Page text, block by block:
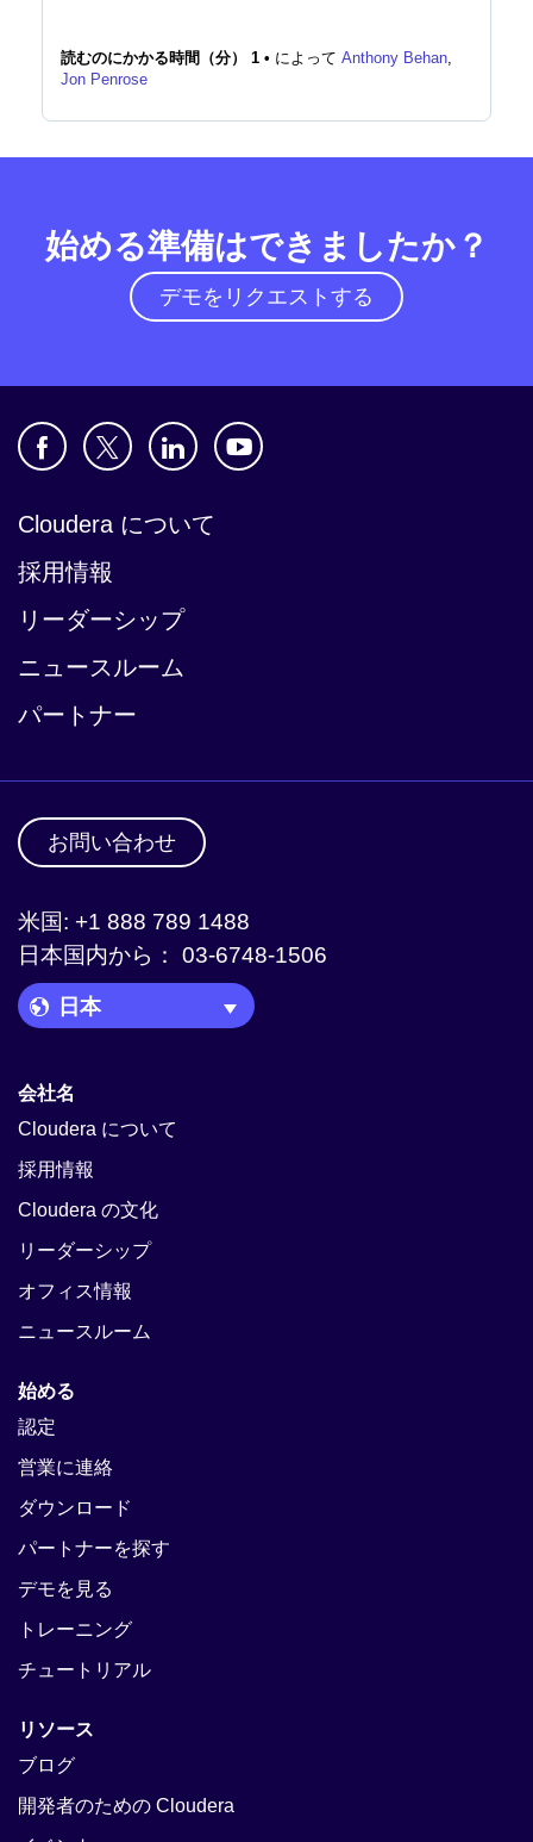
読むのにかかる時間（分） 1 • によって Anthony Behan,
Jon Penrose
始める準備はできましたか？
デモをリクエストする
Cloudera について
採用情報
リーダーシップ
ニュースルーム
パートナー
お問い合わせ
米国: +1 888 789 1488
日本国内から： 03-6748-1506
Language Picker
会社名
Cloudera について
採用情報
Cloudera の文化
リーダーシップ
オフィス情報
ニュースルーム
始める
認定
営業に連絡
ダウンロード
パートナーを探す
デモを見る
トレーニング
チュートリアル
リソース
ブログ
開発者のための Cloudera